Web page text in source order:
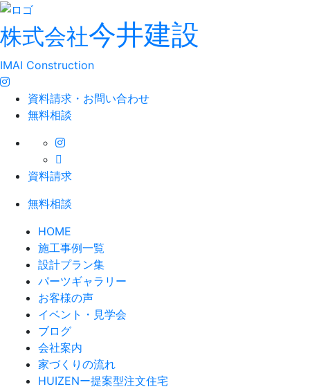
株式会社今井建設
IMAI Construction
資料請求・お問い合わせ
無料相談
資料請求
無料相談
HOME
施工事例一覧
設計プラン集
パーツギャラリー
お客様の声
イベント・見学会
ブログ
会社案内
家づくりの流れ
HUIZENー提案型注文住宅